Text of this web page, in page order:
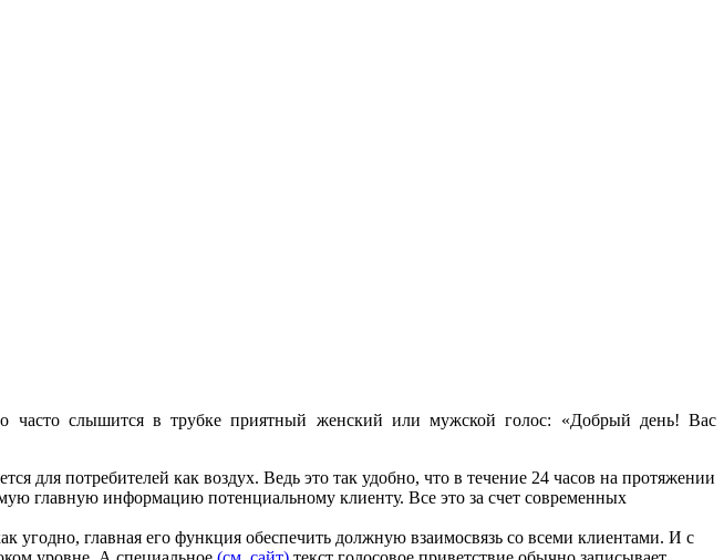
часто слышится в трубке приятный женский или мужской голос: «Добрый день! Вас
для потребителей как воздух. Ведь это так удобно, что в течение 24 часов на протяжении
главную информацию потенциальному клиенту. Все это за счет современных
угодно, главная его функция обеспечить должную взаимосвязь со всеми клиентами. И с